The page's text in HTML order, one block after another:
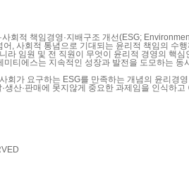
회적 책임경영·지배구조 개선(ESG;
, 사회적 통념으로 기대되는 윤리적 책임의
라 임원 및 전 직원이 무엇이 윤리적 경영의 핵
티에스는 지속적인 성장과 발전을 도모하는
회가 요구하는 ESG를 만족하는 개념의 윤리
생산·판매에 못지않게 중요한 과제임을 인식